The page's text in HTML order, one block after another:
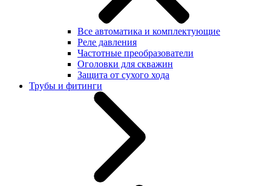
Все автоматика и комплектующие
Реле давления
Частотные преобразователи
Оголовки для скважин
Защита от сухого хода
Трубы и фитинги